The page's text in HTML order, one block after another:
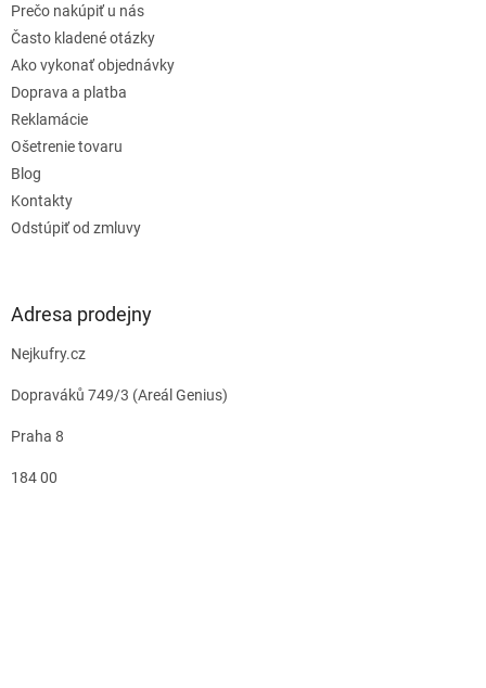
Prečo nakúpiť u nás
Často kladené otázky
Ako vykonať objednávky
Doprava a platba
Reklamácie
Ošetrenie tovaru
Blog
Kontakty
Odstúpiť od zmluvy
Adresa prodejny
Nejkufry.cz
Dopraváků 749/3 (Areál Genius)
Praha 8
184 00